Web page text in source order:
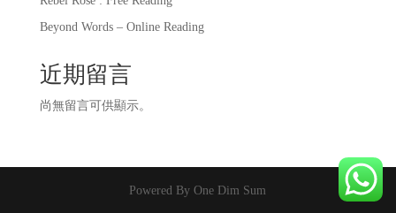
Beyond Words – Online Reading
近期留言
尚無留言可供顯示。
Powered By One Dim Sum